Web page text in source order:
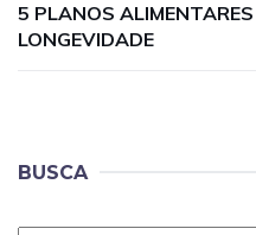
5 PLANOS
LONGEVIDADE
BUSCA